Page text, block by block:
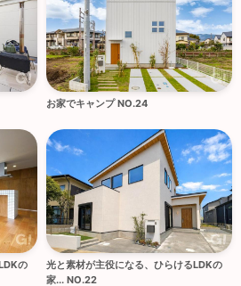
お家でキャンプ NO.24
の
光と素材が主役になる、ひらけるLDKの
家... NO.22